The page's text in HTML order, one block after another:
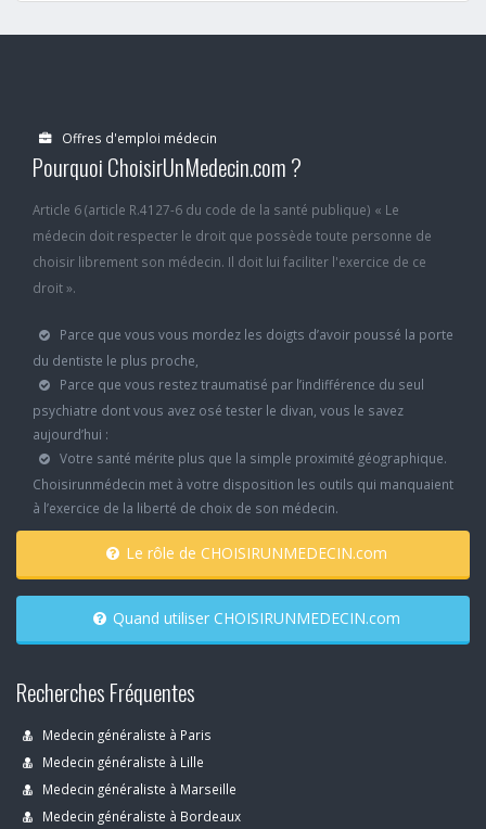
Offres d'emploi médecin
Pourquoi ChoisirUnMedecin.com ?
Article 6 (article R.4127-6 du code de la santé publique) « Le
médecin doit respecter le droit que possède toute personne de
choisir librement son médecin. Il doit lui faciliter l'exercice de ce
droit ».
Parce que vous vous mordez les doigts d’avoir poussé la porte
du dentiste le plus proche,
Parce que vous restez traumatisé par l’indifférence du seul
psychiatre dont vous avez osé tester le divan, vous le savez
aujourd’hui :
Votre santé mérite plus que la simple proximité géographique.
Choisirunmédecin met à votre disposition les outils qui manquaient
à l’exercice de la liberté de choix de son médecin.
Le rôle de CHOISIRUNMEDECIN.com
Quand utiliser CHOISIRUNMEDECIN.com
Recherches Fréquentes
Medecin généraliste à Paris
Medecin généraliste à Lille
Medecin généraliste à Marseille
Medecin généraliste à Bordeaux